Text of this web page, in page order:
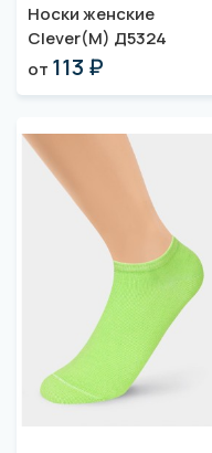
Носки женские
Clever(M) Д5324
от 113 ₽